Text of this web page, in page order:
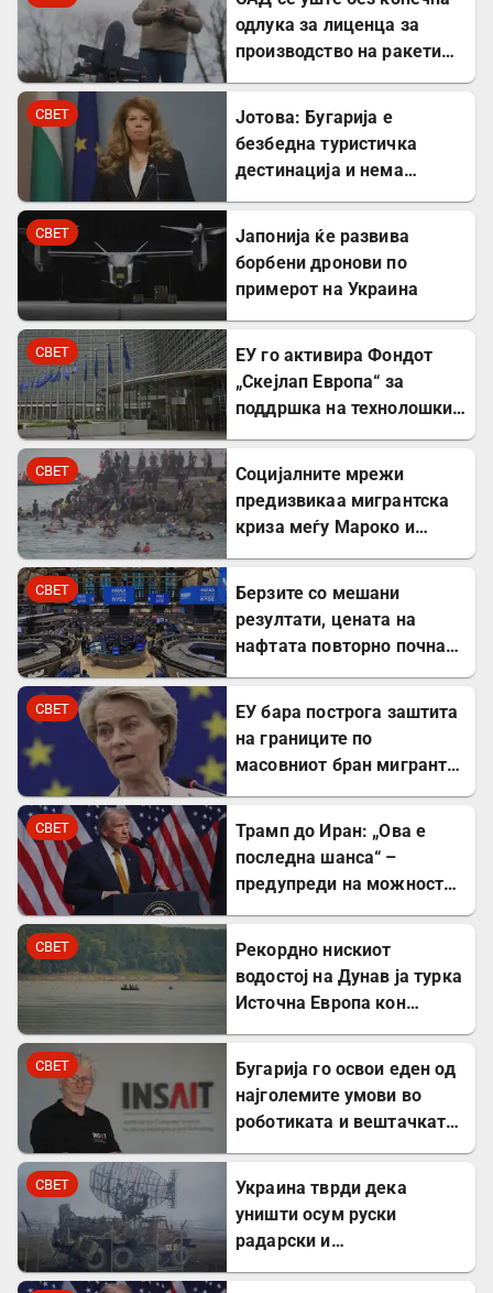
одлука за лиценца за
производство на ракети
СВЕТ
Јотова: Бугарија е
безбедна туристичка
дестинација и нема
СВЕТ
Јапонија ќе развива
борбени дронови по
примерот на Украина
СВЕТ
ЕУ го активира Фондот
„Скејлап Европа“ за
поддршка на технолошки
СВЕТ
Социјалните мрежи
предизвикаа мигрантска
криза меѓу Мароко и
СВЕТ
Берзите со мешани
резултати, цената на
нафтата повторно почна
СВЕТ
ЕУ бара построга заштита
на границите по
масовниот бран мигранти
СВЕТ
Трамп до Иран: „Ова е
последна шанса“ –
предупреди на можност
СВЕТ
Рекордно нискиот
водостој на Дунав ја турка
Источна Европа кон
СВЕТ
Бугарија го освои еден од
најголемите умови во
роботиката и вештачката
СВЕТ
Украина тврди дека
уништи осум руски
радарски и